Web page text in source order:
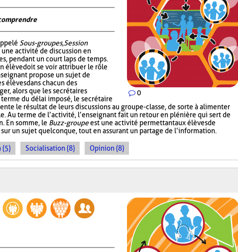
0
Sous-groupes,Session
une activité de discussion en
pendant un court laps de temps.
élève doit se voir attribuer le rôle
propose un sujet de
élèves dans chacun des
alors que les secrétaires
terme du délai imposé, le secrétaire
le résultat de leurs discussions au groupe-classe, de sorte à alimenter
Au terme de l’activité, l’enseignant fait un retour en plénière qui sert de
En somme, le Buzz-groupeest une activité permettant aux élèves de
un sujet quelconque, tout en assurant un partage de l’information.
(5) Socialisation (8) Opinion (8)